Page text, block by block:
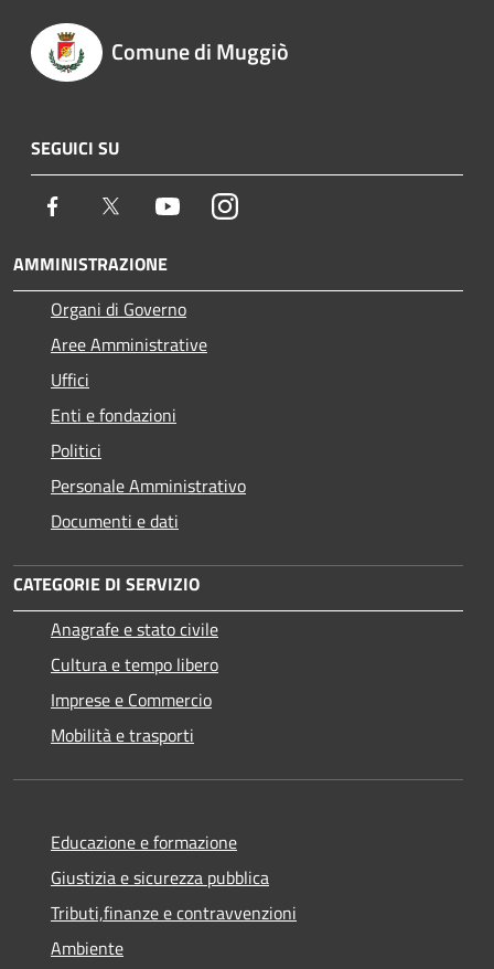
Comune di Muggiò
SEGUICI SU
Facebook Twitter YoutubeInstagram
AMMINISTRAZIONE
Organi di Governo
Aree Amministrative
Uffici
Enti e fondazioni
Politici
Personale Amministrativo
Documenti e dati
CATEGORIE DI SERVIZIO
Anagrafe e stato civile
Cultura e tempo libero
Imprese e Commercio
Mobilità e trasporti
Educazione e formazione
Giustizia e sicurezza pubblica
Tributi,finanze e contravvenzioni
Ambiente